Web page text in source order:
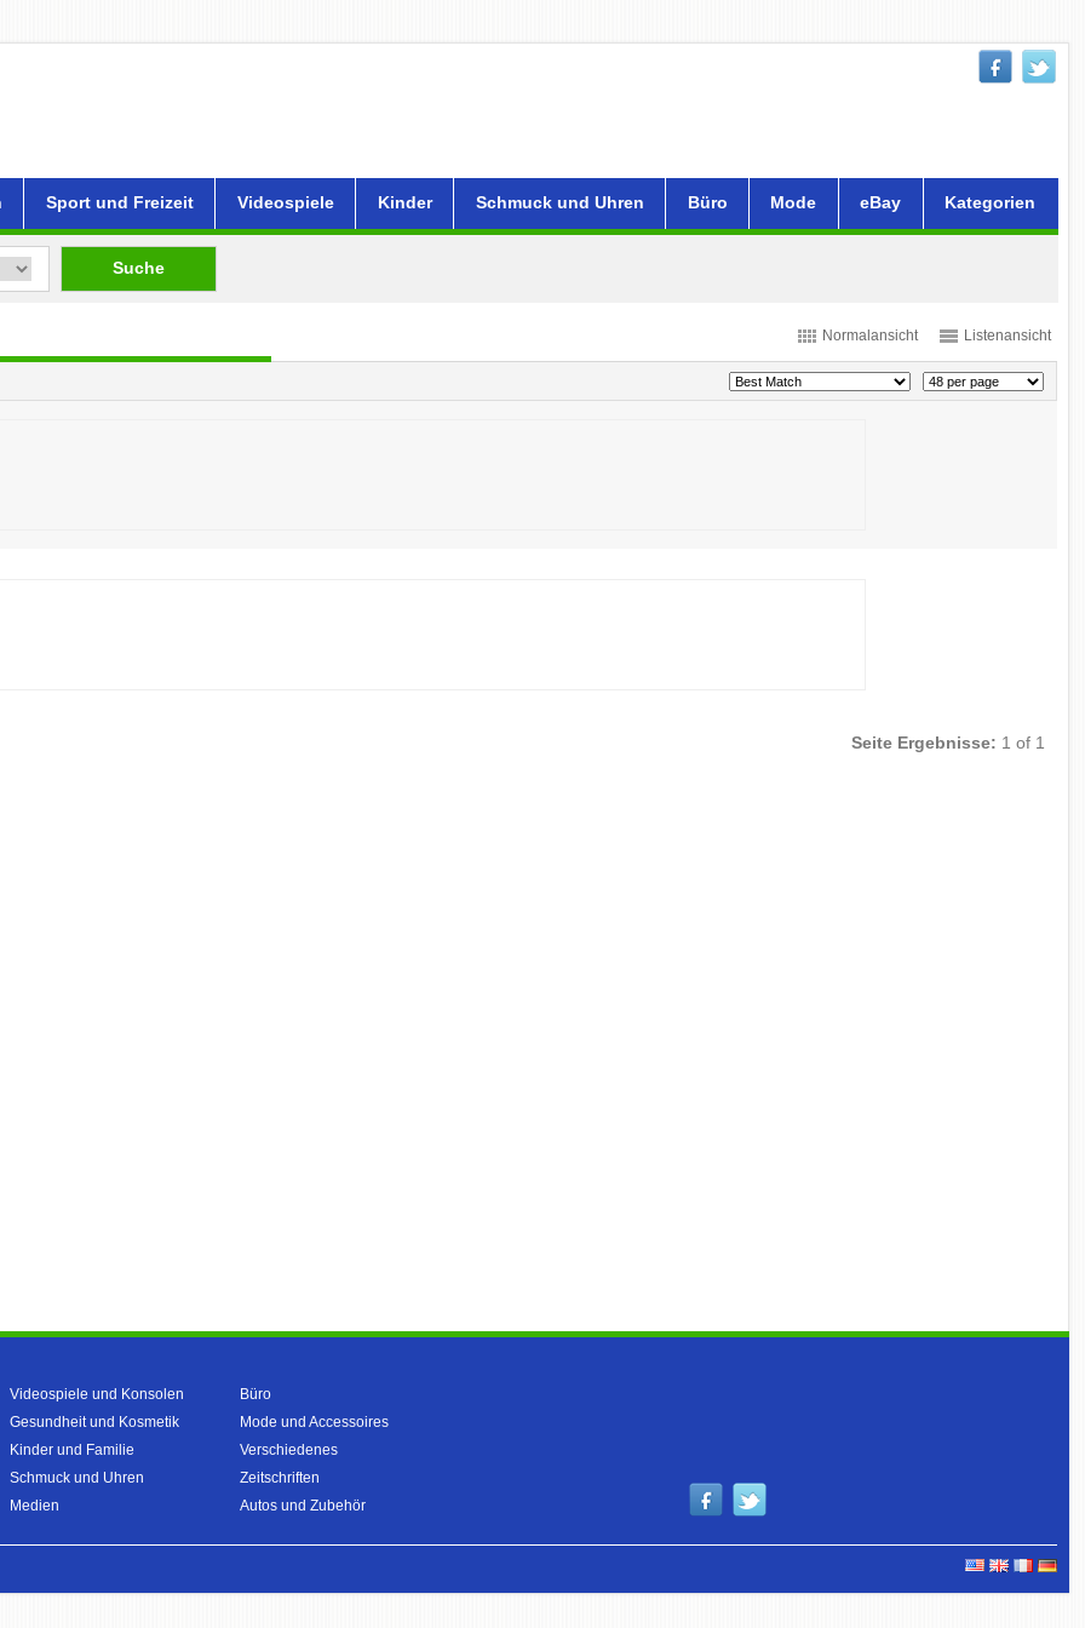
Sport und Freizeit Videospiele Kinder Schmuck und Uhren Büro Mode eBay Kategorien
Suche
Normalansicht Listenansicht
Seite Ergebnisse: 1 of 1
Videospiele und Konsolen
Gesundheit und Kosmetik
Kinder und Familie
Schmuck und Uhren
Medien
Büro
Mode und Accessoires
Verschiedenes
Zeitschriften
Autos und Zubehör